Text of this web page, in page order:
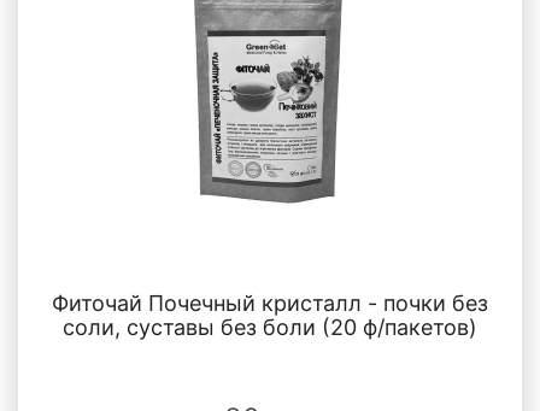
Фиточай Почечный кристалл - почки без
соли, суставы без боли (20 ф/пакетов)